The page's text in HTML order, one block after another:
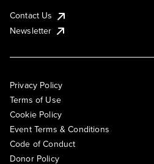
Contact Us
Newsletter
Privacy Policy
Terms of Use
Cookie Policy
Event Terms & Conditions
Code of Conduct
Donor Policy